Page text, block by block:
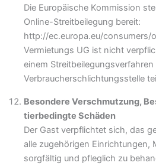
Die Europäische Kommission
Online-Streitbeilegung bereit:
http://ec.europa.eu/consumers/
Vermietungs UG ist nicht
einem Streitbeilegungsverfahren
Verbraucherschlichtungsstelle
Besondere Verschmutzung,
tierbedingte Schäden
Der Gast verpflichtet sich, das
alle zugehörigen Einrichtungen,
sorgfältig und pfleglich zu